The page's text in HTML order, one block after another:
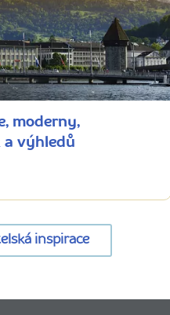
moderny,
a výhledů
inspirace